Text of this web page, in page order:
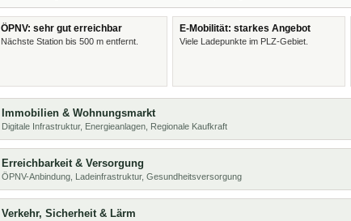
ÖPNV: sehr gut erreichbar
Nächste Station bis 500 m entfernt.
E-Mobilität: starkes Angebot
Viele Ladepunkte im PLZ-Gebiet.
Immobilien & Wohnungsmarkt
Digitale Infrastruktur, Energieanlagen, Regionale Kaufkraft
Erreichbarkeit & Versorgung
ÖPNV-Anbindung, Ladeinfrastruktur, Gesundheitsversorgung
Verkehr, Sicherheit & Lärm